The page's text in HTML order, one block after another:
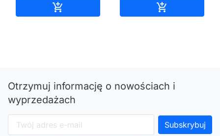
 
Otrzymuj informację o nowościach i
wyprzedażach